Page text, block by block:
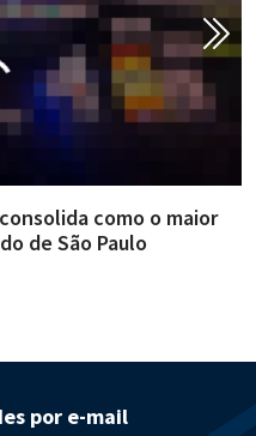
como o maior
de São Paulo
por e-mail